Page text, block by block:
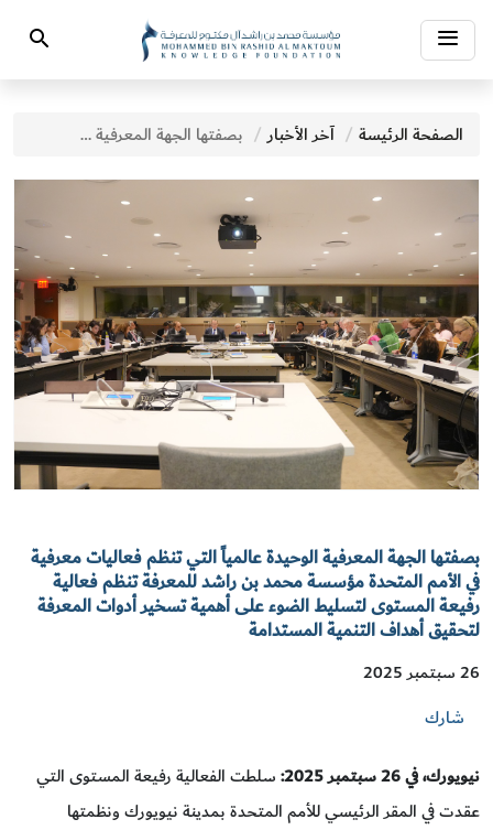
Toggle
navigation
Search
الصفحة الرئيسة آخر الأخبار بصفتها الجهة المعرفية الوحيدة عالمياً التي تنظم فعاليات معرفية في الأمم المتحدة مؤسسة محمد بن راشد للمعرفة تنظم فعالية رفيعة المستوى لتسليط الضوء على أهمية تسخير أدوات المعرفة لتحقيق أهداف التنمية المستدامة
بصفتها الجهة المعرفية الوحيدة عالمياً التي تنظم فعاليات معرفية
في الأمم المتحدة مؤسسة محمد بن راشد للمعرفة تنظم فعالية
رفيعة المستوى لتسليط الضوء على أهمية تسخير أدوات المعرفة
لتحقيق أهداف التنمية المستدامة
26 سبتمبر 2025
شارك
نيويورك، في26 سبتمبر 2025:
سلطت الفعالية رفيعة المستوى التي
عقدت في المقر الرئيسي للأمم المتحدة بمدينة نيويورك ونظمتها